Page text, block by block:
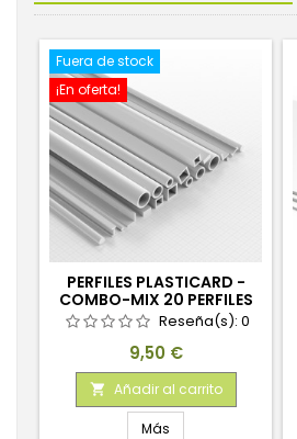
Fuera de stock
¡En oferta!
PERFILES PLASTICARD -
COMBO-MIX 20 PERFILES
Reseña(s): 0
Precio
9,50 €
 Añadir al carrito
Más